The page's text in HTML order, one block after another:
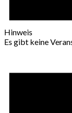
Hinweis
Es gibt keine